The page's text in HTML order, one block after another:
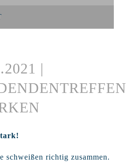
|
schweißen richtig zusammen.